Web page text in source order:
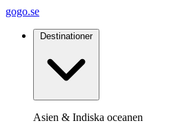
gogo.se
Destinationer
Asien & Indiska oceanen